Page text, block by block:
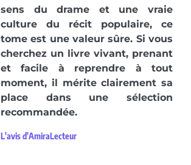
sens du drame et une vraie
culture du récit populaire, ce
tome est une valeur sûre. Si vous
cherchez un livre vivant, prenant
et facile à reprendre à tout
moment, il mérite clairement sa
place dans une sélection
recommandée.
L'avis d'AmiraLecteur